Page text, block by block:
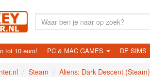
tot 10 euro! PC & MAC GAMES DE SIMS
Steam Aliens: Dark Descent (Steam)